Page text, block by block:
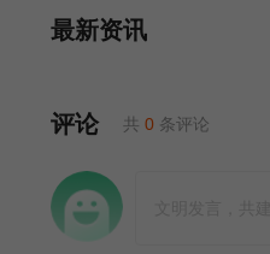
最新资讯
评论 共 0 条评论